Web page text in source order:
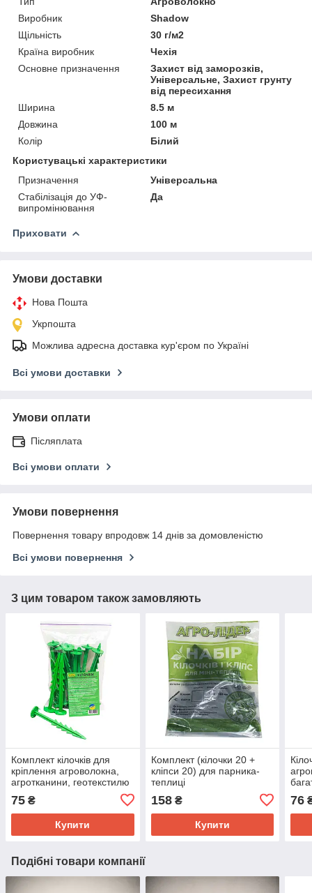
Виробник
Shadow
Щільність
30 г/м2
Країна виробник
Чехія
Основне призначення
Захист від заморозків,
Універсальне, Захист грунту
від пересихання
Ширина
8.5 м
Довжина
100 м
Колір
Білий
Користувацькі характеристики
Призначення
Універсальна
Стабілізація до УФ-
випромінювання
Да
Приховати
Умови доставки
Нова Пошта
Укрпошта
Можлива адресна доставка кур'єром по Україні
Всі умови доставки
Умови оплати
Післяплата
Всі умови оплати
Умови повернення
Повернення товару впродовж 14 днів за домовленістю
Всі умови повернення
З цим товаром також замовляють
Комплект кілочків для
кріплення агроволокна,
агротканини, геотекстилю
75 ₴
Купити
Комплект (кілочки 20 +
кліпси 20) для парника-
теплиці
158₴
Купити
(20
76
Подібні товари компанії